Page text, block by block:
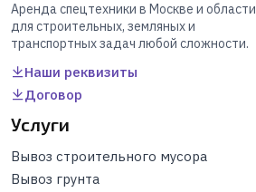
Аренда спецтехники в Москве и области
для строительных, земляных и
транспортных задач любой сложности.
Наши реквизиты
Договор
Услуги
Вывоз строительного мусора
Вывоз грунта